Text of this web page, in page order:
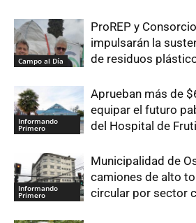
Campo al Día
ProREP y
impulsarán la
de residuos
Informando
Primero
Aprueban más de
equipar el futuro
del Hospital de
Informando
Primero
Municipalidad de
camiones de alto
circular por sector